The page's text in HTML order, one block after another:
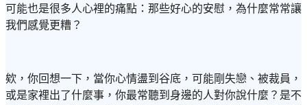
可能也是很多人心裡的痛點：那些好心的安慰，為什麼常常讓
我們感覺更糟？
欸，你回想一下，當你心情盪到谷底，可能剛失戀、被裁員，
或是家裡出了什麼事，你最常聽到身邊的人對你說什麼？是不